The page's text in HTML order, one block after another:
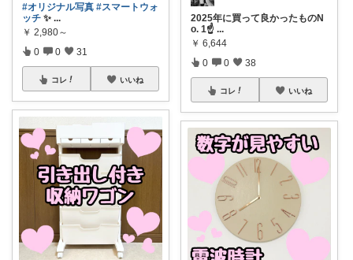
#オリジナル写真 #スマートウォ
ッチ ✨ ...
￥ 2,980～
0 0 31
コレ いいね
2025年に買って良かったものN
o. 1☝ ...
￥ 6,644
0 0 38
コレ いいね